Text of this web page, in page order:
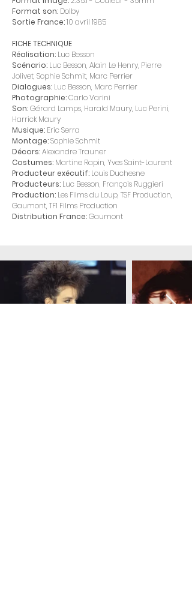
Format son: Dolby
Sortie France:10 avril 1985
FICHE TECHNIQUE
Réalisation: Luc Besson
Scénario: Luc Besson, Alain Le Henry, Pierre
Jolivet, Sophie Schmit, Marc Perrier
Dialogues: Luc Besson, Marc Perrier
Photographie:Carlo Varini
Son:Gérard Lamps, Harald Maury, Luc Perini,
Harrick Maury
Musique: Eric Serra
Montage:Sophie Schmit
Décors:Alexandre Trauner
Costumes: Martine Rapin, Yves Saint-Laurent
Producteur exécutif: Louis Duchesne
Producteurs: Luc Besson, François Ruggieri
Production: Les Films du Loup, TSF Production,
Gaumont, TF1 Films Production
Distribution France:Gaumont